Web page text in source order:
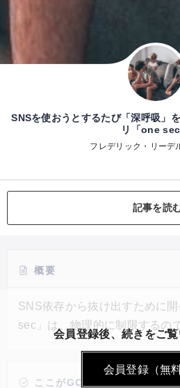
SNSを使おうとするたび「深呼吸」
リ「one sec
フレデリック・リーデ
記事を読
概要
SNS依存から抜け出すために
sec」は、物理的に制限するの
習慣自体を変えることを目指す
と、SNSを開こうとする際に
画面が表示される。その後、ア
ここがGOOD!
会員登録後、続きをご
会員登録（無料